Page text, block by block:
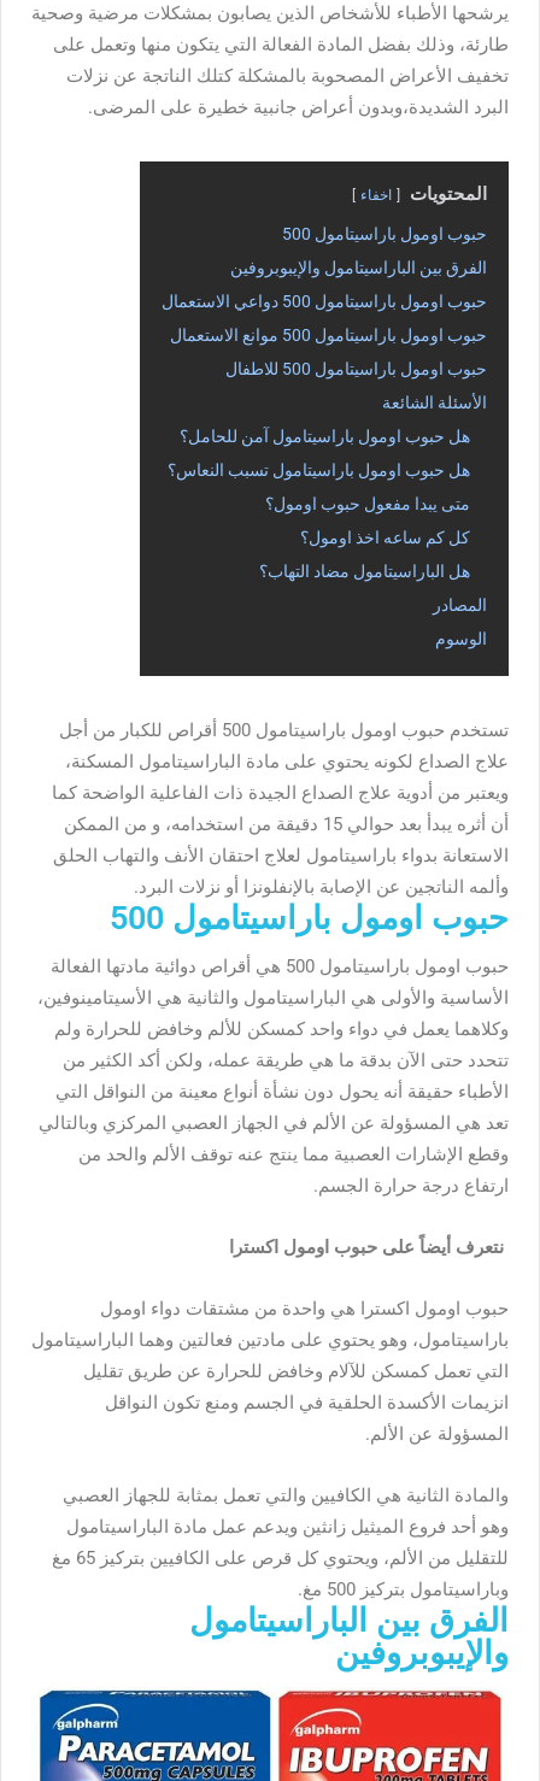
يرشحها الأطباء للأشخاص الذين يصابون بمشكلات مرضية وصحية
طارئة، وذلك بفضل المادة الفعالة التي يتكون منها وتعمل على
تخفيف الأعراض المصحوبة بالمشكلة كتلك الناتجة عن نزلات
البرد الشديدة،وبدون أعراض جانبية خطيرة على المرضى.
المحتويات اخفاء
حبوب اومول باراسيتامول 500
الفرق بين الباراسيتامول والإيبوبروفين
حبوب اومول باراسيتامول 500 دواعي الاستعمال
حبوب اومول باراسيتامول 500 موانع الاستعمال
حبوب اومول باراسيتامول 500 للاطفال
الأسئلة الشائعة
هل حبوب اومول باراسيتامول آمن للحامل؟
هل حبوب اومول باراسيتامول تسبب النعاس؟
متى يبدا مفعول حبوب اومول؟
كل كم ساعه اخذ اومول؟
هل الباراسيتامول مضاد التهاب؟
المصادر
الوسوم
تستخدم حبوب اومول باراسيتامول 500 أقراص للكبار من أجل
علاج الصداع لكونه يحتوي على مادة الباراسيتامول المسكنة،
ويعتبر من أدوية علاج الصداع الجيدة ذات الفاعلية الواضحة كما
أن أثره يبدأ بعد حوالي 15 دقيقة من استخدامه، و من الممكن
الاستعانة بدواء باراسيتامول لعلاج احتقان الأنف والتهاب الحلق
وألمه الناتجين عن الإصابة بالإنفلونزا أو نزلات البرد.
حبوب اومول باراسيتامول 500
حبوب اومول باراسيتامول 500 هي أقراص دوائية مادتها الفعالة
الأساسية والأولى هي الباراسيتامول والثانية هي الأسيتامينوفين،
وكلاهما يعمل في دواء واحد كمسكن للألم وخافض للحرارة ولم
تتحدد حتى الآن بدقة ما هي طريقة عمله، ولكن أكد الكثير من
الأطباء حقيقة أنه يحول دون نشأة أنواع معينة من النواقل التي
تعد هي المسؤولة عن الألم في الجهاز العصبي المركزي وبالتالي
وقطع الإشارات العصبية مما ينتج عنه توقف الألم والحد من
ارتفاع درجة حرارة الجسم.
نتعرف أيضاً على حبوب اومول اكسترا
حبوب اومول اكسترا هي واحدة من مشتقات دواء اومول
باراسيتامول، وهو يحتوي على مادتين فعالتين وهما الباراسيتامول
التي تعمل كمسكن للآلام وخافض للحرارة عن طريق تقليل
انزيمات الأكسدة الحلقية في الجسم ومنع تكون النواقل
المسؤولة عن الألم.
والمادة الثانية هي الكافيين والتي تعمل بمثابة للجهاز العصبي
وهو أحد فروع الميثيل زانثين ويدعم عمل مادة الباراسيتامول
للتقليل من الألم، ويحتوي كل قرص على الكافيين بتركيز 65 مغ
وباراسيتامول بتركيز 500 مغ.
الفرق بين الباراسيتامول
والإيبوبروفين